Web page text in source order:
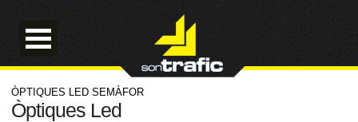
ÒPTIQUES LED SEMÀFOR
Òptiques Led